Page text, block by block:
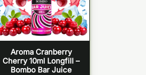
Aroma Cranberry
Cherry 10ml Longfill –
Bombo Bar Juice